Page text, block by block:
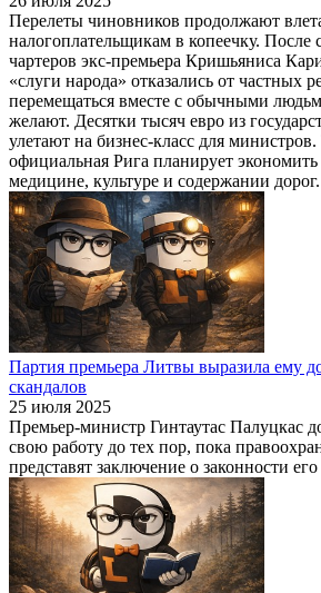
Перелеты чиновников продолжают
налогоплательщикам в копеечку. После
чартеров экс-премьера Кришьяниса
«слуги народа» отказались от частных
перемещаться вместе с обычными
желают. Десятки тысяч евро из
улетают на бизнес-класс для
официальная Рига планирует
медицине, культуре и содержании дорог.
Партия премьера Литвы выразила ему
скандалов
25 июля 2025
Премьер-министр Гинтаутас Палуцкас
свою работу до тех пор, пока
представят заключение о законности